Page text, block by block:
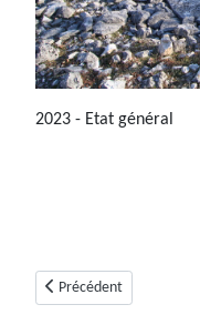
2023 - Etat général
Article précédent :
Précédent